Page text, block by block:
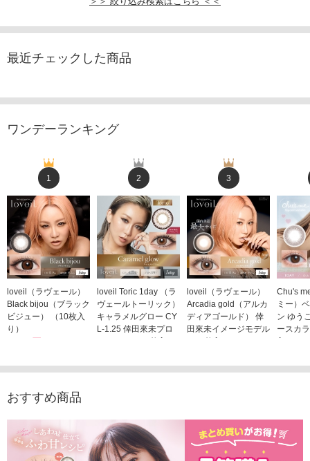
最近チェックした商品
ワンデーランキング
1
loveil（ラヴェール）
Black bijou（ブラック
ビジュー） （10枚入
り）
2
loveil Toric 1day （ラ
ヴェールトーリック）
キャラメルグロー CY
L-1.25 倖田來未プロ
デュース （10枚入
1,760円(税込)
3
loveil（ラヴェール）
Arcadia gold（アルカ
ディアゴールド） 倖
田來未イメージモデル
（10枚入り）
Chu's
ミー）
ン ゆう
ースカ
入り）
おすすめ商品